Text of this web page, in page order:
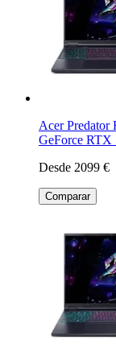
Acer Predator
GeForce RTX
Desde 2099 €
Comparar